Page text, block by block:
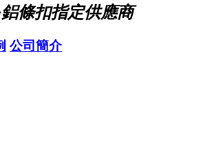
條扣指定供應商
公司簡介